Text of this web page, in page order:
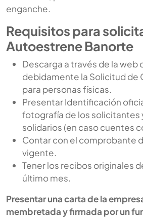
enganche.
Requisitos para
Autoestrene Banorte
Descarga a través de la web
debidamente la Solicitud de
para personas físicas.
Presentar Identificación
fotografía de los solicitantes
solidarios (en caso cuentes
Contar con el comprobante
vigente.
Tener los recibos originales
último mes.
Presentar una carta de la
membretada y firmada por un